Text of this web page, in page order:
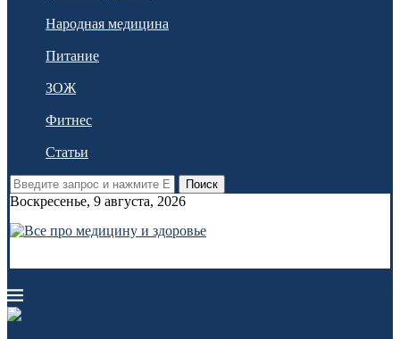
Народная медицина
Питание
ЗОЖ
Фитнес
Статьи
Поиск
Воскресенье, 9 августа, 2026